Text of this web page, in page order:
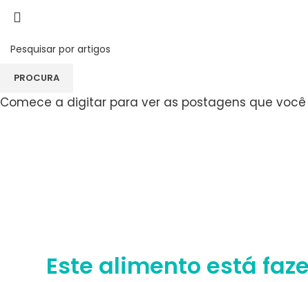
Blog
Este alimento está
PROCURA
Comece a digitar para ver as postagens que